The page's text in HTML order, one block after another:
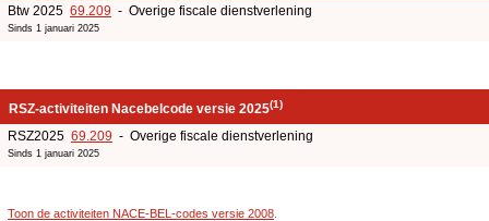
Btw 2025 69.209 - Overige fiscale dienstverlening
Sinds 1 januari 2025
RSZ-activiteiten Nacebelcode versie 2025(1)
RSZ2025 69.209 - Overige fiscale dienstverlening
Sinds 1 januari 2025
Toon de activiteiten NACE-BEL-codes versie 2008